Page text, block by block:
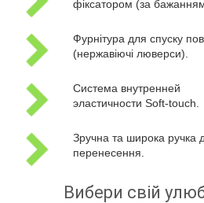
фіксатором (за
Фурнітура для спуску
(нержавіючі люверси).
Система внутренней
эластичности Soft-touch.
Зручна та широка ручка
перенесення.
Вибери свій